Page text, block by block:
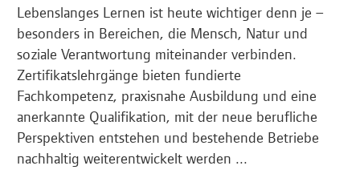
Lebenslanges Lernen ist heute wichtiger denn je –
besonders in Bereichen, die Mensch, Natur und
soziale Verantwortung miteinander verbinden.
Zertifikatslehrgänge bieten fundierte
Fachkompetenz, praxisnahe Ausbildung und eine
anerkannte Qualifikation, mit der neue berufliche
Perspektiven entstehen und bestehende Betriebe
nachhaltig weiterentwickelt werden ...